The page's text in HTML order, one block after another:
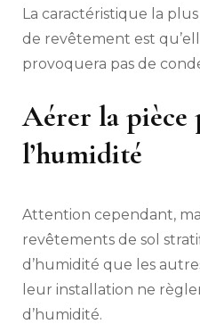
La caractéristique la
de revêtement est
provoquera pas de
Aérer la pièce
l’humidité
Attention cependant,
revêtements de sol
d’humidité que les
leur installation ne
d’humidité.